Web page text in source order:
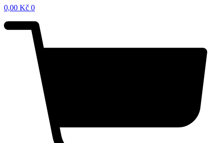
0,00 Kč 0